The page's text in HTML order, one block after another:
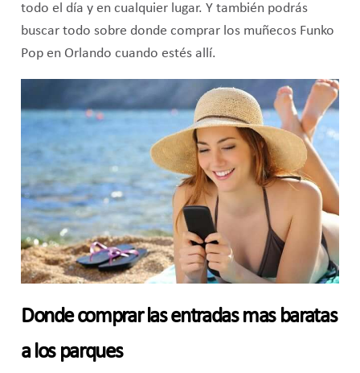
todo el día y en cualquier lugar. Y también podrás
buscar todo sobre donde comprar los muñecos Funko
Pop en Orlando cuando estés allí.
Donde comprar las entradas mas baratas
a los parques